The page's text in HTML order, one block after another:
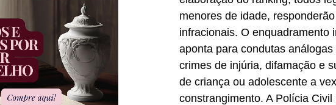
menores de idade,
infracionais. O enquadramento
aponta para condutas análogas
crimes de injúria, difamação e
de criança ou adolescente a
constrangimento. A Polícia Civil